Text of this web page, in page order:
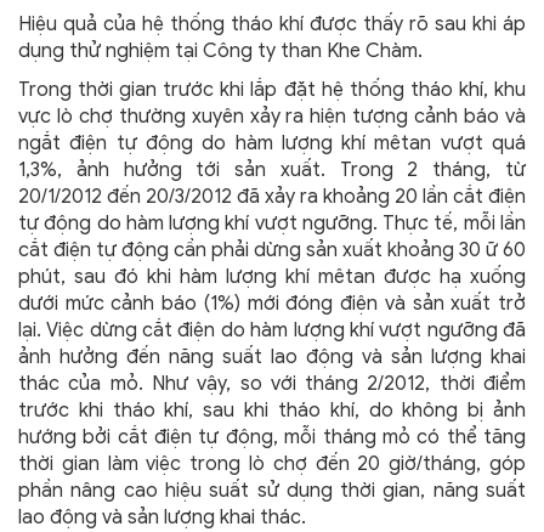
Hiệu quả của hệ thống tháo khí được thấy rõ sau khi áp
dụng thử nghiệm tại Công ty than Khe Chàm.
Trong thời gian trước khi lắp đặt hệ thống tháo khí, khu
vực lò chợ thường xuyên xảy ra hiện tượng cảnh báo và
ngắt điện tự động do hàm lượng khí mêtan vượt quá
1,3%, ảnh hưởng tới sản xuất. Trong 2 tháng, từ
20/1/2012 đến 20/3/2012 đã xảy ra khoảng 20 lần cắt điện
tự động do hàm lượng khí vượt ngưỡng. Thực tế, mỗi lần
cắt điện tự động cần phải dừng sản xuất khoảng 30 ữ 60
phút, sau đó khi hàm lượng khí mêtan được hạ xuống
dưới mức cảnh báo (1%) mới đóng điện và sản xuất trở
lại. Việc dừng cắt điện do hàm lượng khí vượt ngưỡng đã
ảnh hưởng đến năng suất lao động và sản lượng khai
thác của mỏ. Như vậy, so với tháng 2/2012, thời điểm
trước khi tháo khí, sau khi tháo khí, do không bị ảnh
hướng bởi cắt điện tự động, mỗi tháng mỏ có thể tăng
thời gian làm việc trong lò chợ đến 20 giờ/tháng, góp
phần nâng cao hiệu suất sử dụng thời gian, năng suất
lao động và sản lượng khai thác.